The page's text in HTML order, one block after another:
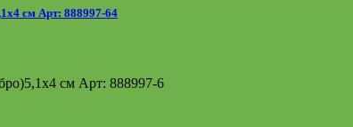
см Арт: 888997-64
см Арт: 888997-6